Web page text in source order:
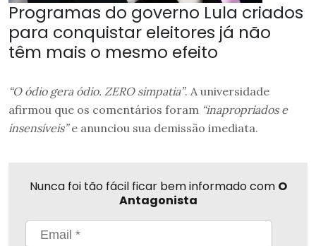
Programas do governo Lula criados
para conquistar eleitores já não
têm mais o mesmo efeito
“O ódio gera ódio. ZERO simpatia”. A universidade
afirmou que os comentários foram “inapropriados e
insensíveis”e anunciou sua demissão imediata.
Nunca foi tão fácil ficar bem informado com O
Antagonista